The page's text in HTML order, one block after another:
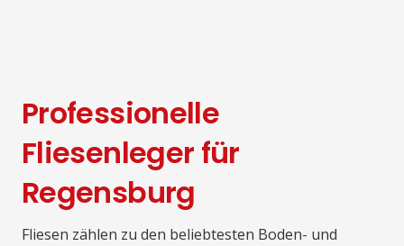
Professionelle
Fliesenleger für
Regensburg
Fliesen zählen zu den beliebtesten Boden- und